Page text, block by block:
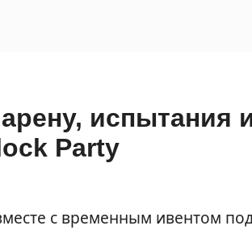
испытания
Party
с временным ивентом